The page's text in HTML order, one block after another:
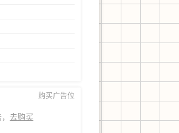
购买广告位
去购买